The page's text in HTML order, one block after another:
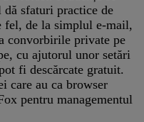
sfaturi practice de
fel, de la simplul e-mail,
convorbirile private pe
cu ajutorul unor setări
fi descărcate gratuit.
care au ca browser
pentru managementul